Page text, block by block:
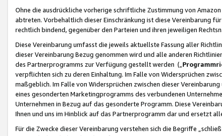
Ohne die ausdrückliche vorherige schriftliche Zustimmung von
abtreten. Vorbehaltlich dieser Einschränkung ist diese Vereinbarung
rechtlich bindend, gegenüber den Parteien und ihren jeweiligen
Diese Vereinbarung umfasst die jeweils aktuellste Fassung aller
dieser Vereinbarung Bezug genommen wird und alle anderen
des Partnerprogramms zur Verfügung gestellt werden („
verpflichten sich zu deren Einhaltung. Im Falle von Widersprüchen
maßgeblich. Im Falle von Widersprüchen zwischen dieser
eines gesonderten Marketingprogramms des verbundenen
Unternehmen in Bezug auf das gesonderte Programm. Diese
Ihnen und uns im Hinblick auf das Partnerprogramm dar und ersetzt
Für die Zwecke dieser Vereinbarung verstehen sich die Begriffe